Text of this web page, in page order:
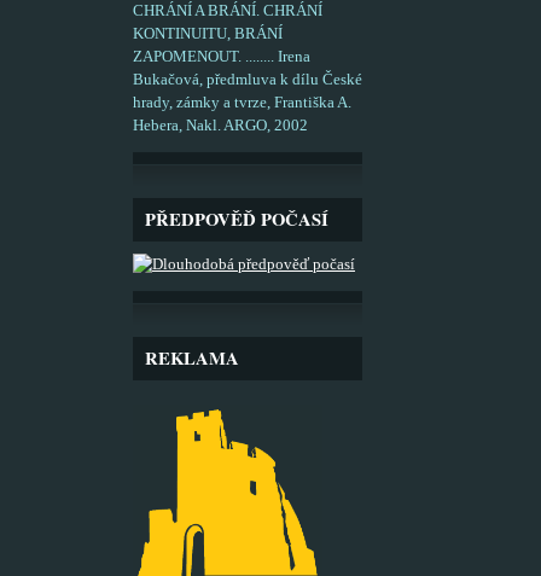
CHRÁNÍ A BRÁNÍ. CHRÁNÍ
KONTINUITU, BRÁNÍ
ZAPOMENOUT. ........ Irena
Bukačová, předmluva k dílu České
hrady, zámky a tvrze, Františka A.
Hebera, Nakl. ARGO, 2002
PŘEDPOVĚĎ POČASÍ
REKLAMA